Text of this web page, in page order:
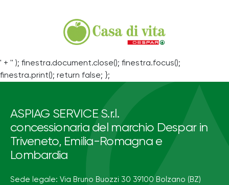
' + '' ); finestra.document.close(); finestra.focus();
finestra.print(); return false; };
ASPIAG SERVICE S.r.l.
concessionaria del marchio Despar in
Triveneto, Emilia-Romagna e
Lombardia
Sede legale: Via Bruno Buozzi 30 39100 Bolzano (BZ)